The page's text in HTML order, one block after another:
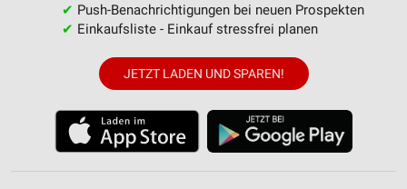
✔ Push-Benachrichtigungen bei neuen Prospekten
✔ Einkaufsliste - Einkauf stressfrei planen
JETZT LADEN UND SPAREN!